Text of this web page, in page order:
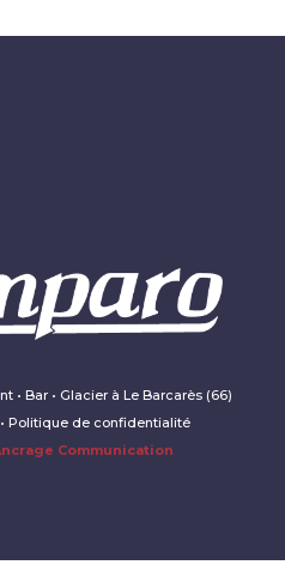
• Bar • Glacier à Le Barcarès (66)
Politique de confidentialité
Communication